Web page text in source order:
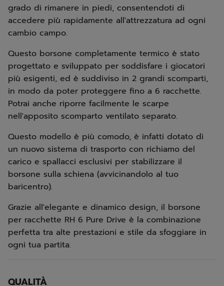
grado di rimanere in piedi, consentendoti di
accedere più rapidamente all'attrezzatura ad ogni
cambio campo.
Questo borsone completamente termico è stato
progettato e sviluppato per soddisfare i giocatori
più esigenti, ed è suddiviso in 2 grandi scomparti,
in modo da poter proteggere fino a 6 racchette.
Potrai anche riporre facilmente le scarpe
nell'apposito scomparto ventilato separato.
Questo modello è più comodo, è infatti dotato di
un nuovo sistema di trasporto con richiamo del
carico e spallacci esclusivi per stabilizzare il
borsone sulla schiena (avvicinandolo al tuo
baricentro).
Grazie all'elegante e dinamico design, il borsone
per racchette RH 6 Pure Drive è la combinazione
perfetta tra alte prestazioni e stile da sfoggiare in
ogni tua partita.
QUALITÀ